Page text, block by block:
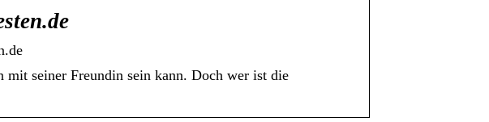
mit seiner Freundin sein kann. Doch wer ist die